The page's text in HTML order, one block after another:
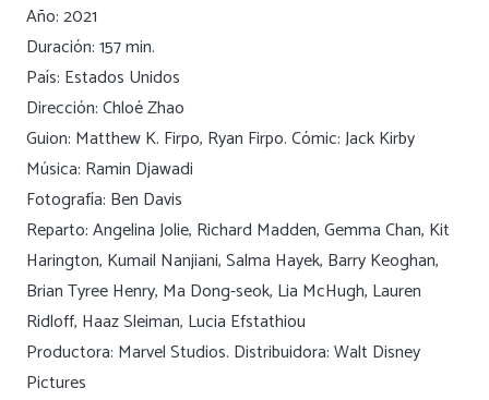
Año: 2021
Duración: 157 min.
País: Estados Unidos
Dirección: Chloé Zhao
Guion: Matthew K. Firpo, Ryan Firpo. Cómic: Jack Kirby
Música: Ramin Djawadi
Fotografía: Ben Davis
Reparto: Angelina Jolie, Richard Madden, Gemma Chan, Kit
Harington, Kumail Nanjiani, Salma Hayek, Barry Keoghan,
Brian Tyree Henry, Ma Dong-seok, Lia McHugh, Lauren
Ridloff, Haaz Sleiman, Lucia Efstathiou
Productora: Marvel Studios. Distribuidora: Walt Disney
Pictures